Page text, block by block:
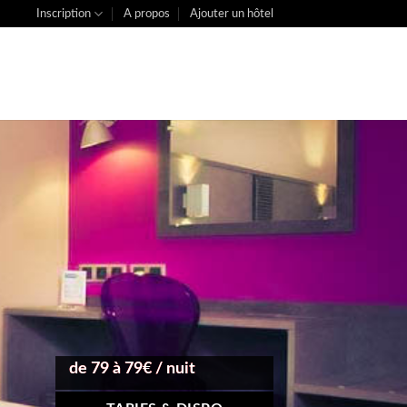
Inscription A propos Ajouter un hôtel
de 79 à 79€ / nuit